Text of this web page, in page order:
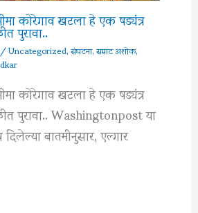
कोरेगाव खटला हे एक षड्यंत्र
पुरावा..
/Uncategorized,संघटना,सम्राट अशोक,
कोरेगाव खटला हे एक षड्यंत्र
पुरावा.. Washingtonpost या
दिलेल्या बातमीनुसार, एल्गार